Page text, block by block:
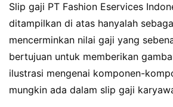
Slip gaji PT Fashion Eservices
ditampilkan di atas hanyalah
mencerminkan nilai gaji yang
bertujuan untuk memberikan
ilustrasi mengenai komponen-
mungkin ada dalam slip gaji